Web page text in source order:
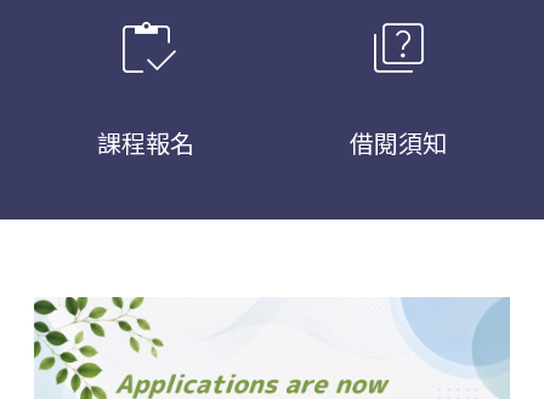
inventory
課程報名
quiz
借閱須知